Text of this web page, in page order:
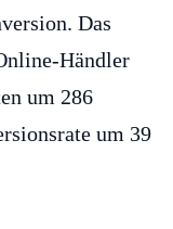
Das
Händler
um 286
um 39